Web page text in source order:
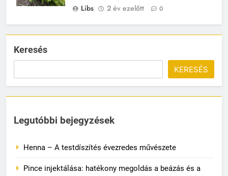
Libs
2 év ezelőtt 0
Keresés
KERESÉS
Legutóbbi bejegyzések
Henna – A testdíszítés évezredes művészete
Pince injektálása: hatékony megoldás a beázás és a